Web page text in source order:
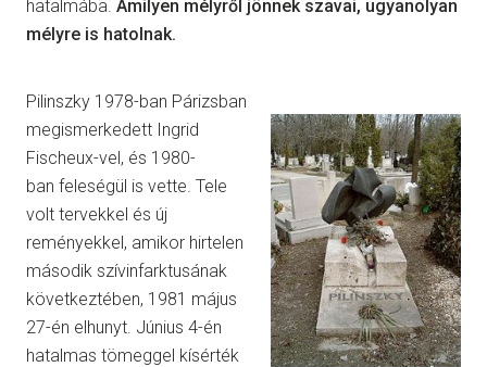
hatalmába. Amilyen mélyről jönnek szavai, ugyanolyan
mélyre is hatolnak.
Pilinszky 1978-ban Párizsban
megismerkedett Ingrid
Fischeux-vel, és 1980-
ban feleségül is vette. Tele
volt tervekkel és új
reményekkel, amikor hirtelen
második szívinfarktusának
következtében, 1981 május
27-én elhunyt. Június 4-én
hatalmas tömeggel kísérték